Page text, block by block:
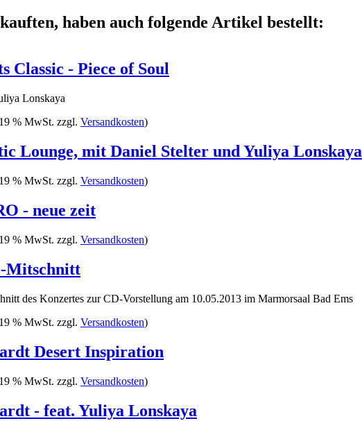
haben auch folgende Artikel bestellt:
Classic - Piece of Soul
Lonskaya
% MwSt. zzgl. Versandkosten)
Lounge, mit Daniel Stelter und Yuliya Lonskaya
% MwSt. zzgl. Versandkosten)
- neue zeit
% MwSt. zzgl. Versandkosten)
Mitschnitt
des Konzertes zur CD-Vorstellung am 10.05.2013 im Marmorsaal Bad Ems
% MwSt. zzgl. Versandkosten)
Desert Inspiration
% MwSt. zzgl. Versandkosten)
- feat. Yuliya Lonskaya